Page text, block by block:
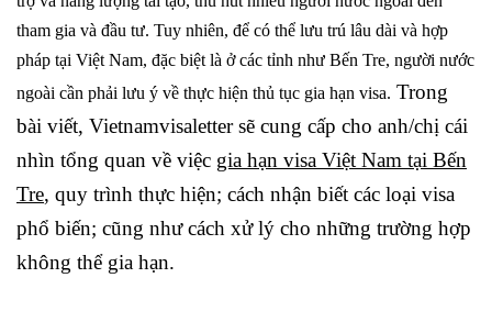
tham gia và đầu tư. Tuy nhiên, để có thể lưu trú lâu dài và hợp
pháp tại Việt Nam, đặc biệt là ở các tỉnh như Bến Tre, người nước
ngoài cần phải lưu ý về thực hiện thủ tục gia hạn visa. Trong
bài viết, Vietnamvisaletter sẽ cung cấp cho anh/chị cái
nhìn tổng quan về việc gia hạn visa Việt Nam tại Bến
Tre, quy trình thực hiện; cách nhận biết các loại visa
phổ biến; cũng như cách xử lý cho những trường hợp
không thể gia hạn.